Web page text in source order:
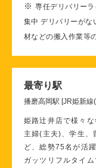
※専任デリバリーラ
集中 デリバリーがな
材などの搬入作業等
最寄り駅
播磨高岡駅 [JR姫新線
姫路辻井店で様々
主婦(主夫)、学生、
ど、総勢75名が活
ガッツリフルタイ